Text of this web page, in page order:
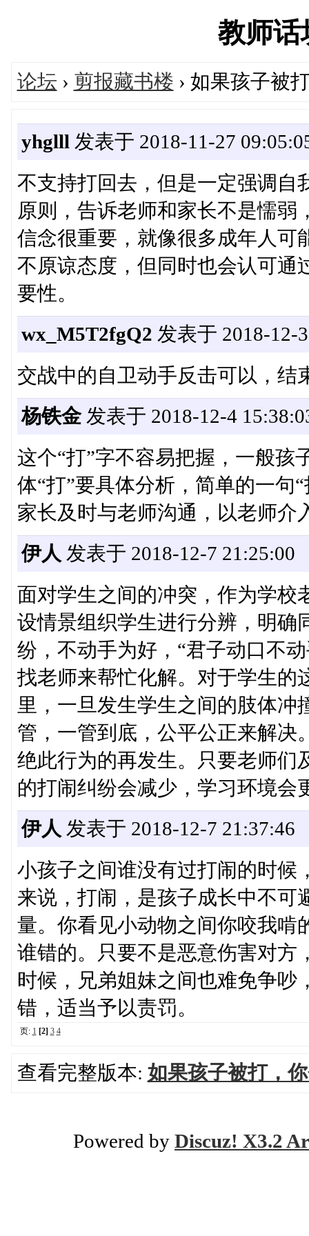
教师话
论坛 › 剪报藏书楼 › 如果孩子被
yhglll 发表于 2018-11-27
不支持打回去，但是一定强调自
原则，告诉老师和家长不是懦弱
信念很重要，就像很多成年人可
不原谅态度，但同时也会认可通
要性。
wx_M5T2fgQ2 发表于 2018-12-
交战中的自卫动手反击可以，结
杨铁金发表于 2018-12-4
这个“打”字不容易把握，一般孩
体“打”要具体分析，简单的一句
家长及时与老师沟通，以老师介
伊人 发表于 2018-12-7 21:25:00
面对学生之间的冲突，作为学校
设情景组织学生进行分辨，明确
纷，不动手为好，“君子动口不
找老师来帮忙化解。对于学生的
里，一旦发生学生之间的肢体冲
管，一管到底，公平公正来解决
绝此行为的再发生。只要老师们
的打闹纠纷会减少，学习环境会
伊人 发表于 2018-12-7 21:37:46
小孩子之间谁没有过打闹的时候
来说，打闹，是孩子成长中不可
量。你看见小动物之间你咬我啃
谁错的。只要不是恶意伤害对方
时候，兄弟姐妹之间也难免争吵
错，适当予以责罚。
页: 1 [2] 3 4
查看完整版本: 如果孩子被打，
Powered by Discuz! X3.2